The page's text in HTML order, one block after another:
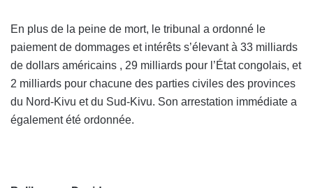
En plus de la peine de mort, le tribunal a ordonné le
paiement de dommages et intérêts s’élevant à 33 milliards
de dollars américains , 29 milliards pour l’État congolais, et
2 milliards pour chacune des parties civiles des provinces
du Nord-Kivu et du Sud-Kivu. Son arrestation immédiate a
également été ordonnée.